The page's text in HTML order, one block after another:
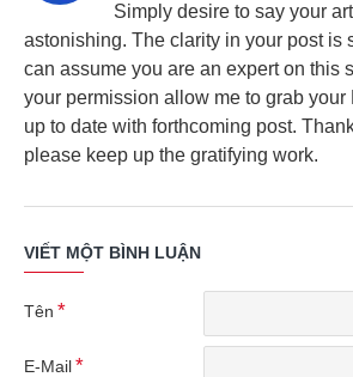
Simply desire to say your
astonishing. The clarity in your post is
can assume you are an expert on this
your permission allow me to grab your
up to date with forthcoming post.
please keep up the gratifying work.
VIẾT MỘT BÌNH LUẬN
Tên
E-Mail